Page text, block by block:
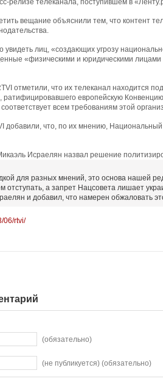
релизе телеканала, поступившем в
вещание объяснили тем, что контент
увидеть лиц, «создающих угрозу
«физическими и юридическими
отметили, что их телеканал находится
ратифицировавшего европейскую
всем требованиям этой
добавили, что, по их мнению,
Исраелян назвал решение
для разных мнений, это основа нашей
отступать, а запрет Нацсовета лишает
и добавил, что намерен обжаловать
06/rtvi/
(обязательно)
(не публикуется) (обязательно)